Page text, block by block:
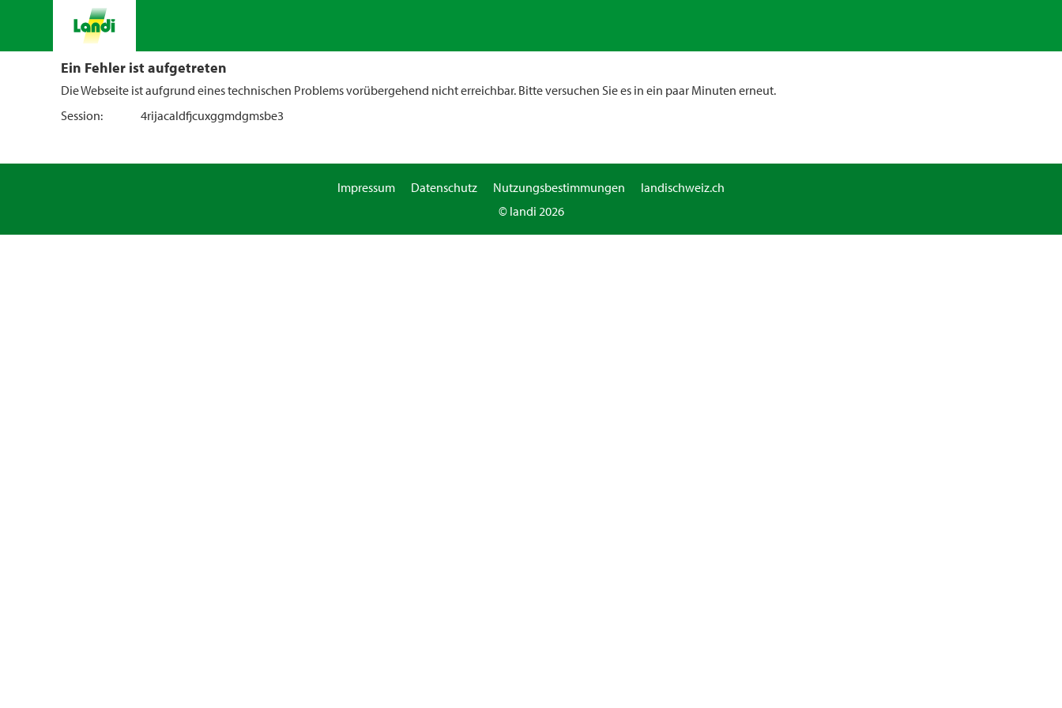
Ein Fehler ist aufgetreten
Die Webseite ist aufgrund eines technischen Problems vorübergehend nicht erreichbar. Bitte versuchen Sie es in ein paar Minuten erneut.
Session:
4rijacaldfjcuxggmdgmsbe3
Impressum Datenschutz Nutzungsbestimmungen
landischweiz.ch
© landi 2026